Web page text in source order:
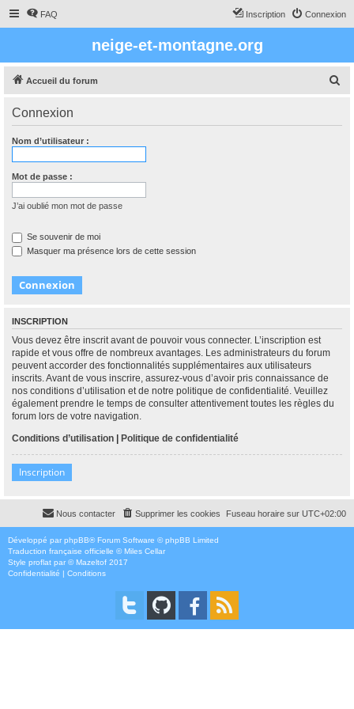
FAQ Connexion
Inscription
neige-et-montagne.org
Accueil du forum
Connexion
Nom d’utilisateur :
Mot de passe :
J’ai oublié mon mot de passe
Se souvenir de moi
Masquer ma présence lors de cette session
INSCRIPTION
Vous devez être inscrit avant de pouvoir vous connecter. L’inscription est
rapide et vous offre de nombreux avantages. Les administrateurs du forum
peuvent accorder des fonctionnalités supplémentaires aux utilisateurs
inscrits. Avant de vous inscrire, assurez-vous d’avoir pris connaissance de
nos conditions d’utilisation et de notre politique de confidentialité. Veuillez
également prendre le temps de consulter attentivement toutes les règles du
forum lors de votre navigation.
Conditions d’utilisation | Politique de confidentialité
Inscription
Fuseau horaire sur UTC+02:00
Supprimer les cookies
Nous contacter
Développé par phpBB® Forum Software © phpBB Limited
Traduction française officielle ©Miles Cellar
Style proflat par ©Mazeltof 2017
Confidentialité | Conditions